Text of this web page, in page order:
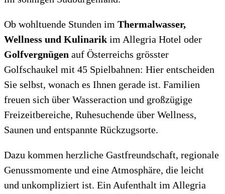
Ob wohltuende Stunden im Thermalwasser,
Wellness und Kulinarik im Allegria Hotel oder
Golfvergnügen auf Österreichs grösster
Golfschaukel mit 45 Spielbahnen: Hier entscheiden
Sie selbst, wonach es Ihnen gerade ist. Familien
freuen sich über Wasseraction und großzügige
Freizeitbereiche, Ruhesuchende über Wellness,
Saunen und entspannte Rückzugsorte.
Dazu kommen herzliche Gastfreundschaft, regionale
Genussmomente und eine Atmosphäre, die leicht
und unkompliziert ist. Ein Aufenthalt im Allegria